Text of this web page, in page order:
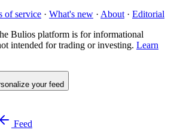
of service · What's new · About · Editorial
Bulios platform is for informational
intended for trading or investing. Learn
your feed
Feed